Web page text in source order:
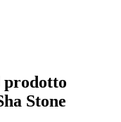
prodotto
Stone